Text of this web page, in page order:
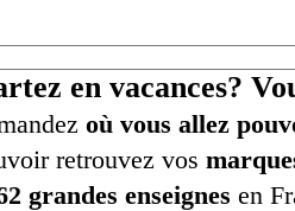
en vacances?
où vous allez
retrouvez vos
grandes enseignes en